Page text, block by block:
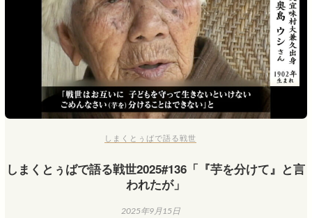
しまくとぅばで語る戦世
しまくとぅばで語る戦世2025#136「『芋を分けて』と言
われたが」
2025年9月15日